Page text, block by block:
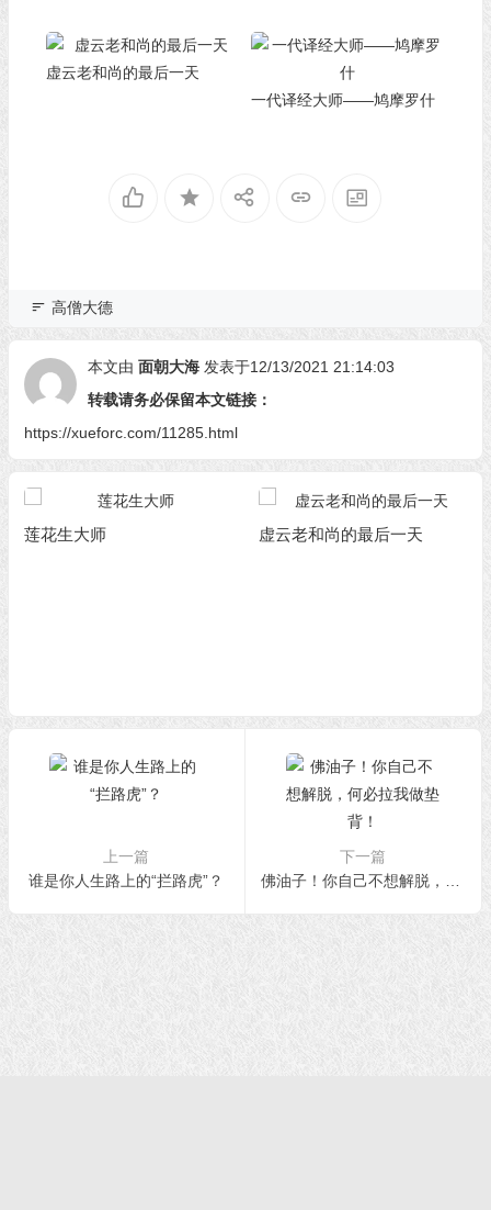
虚云老和尚的最后一天
一代译经大师——鸠摩罗什
高僧大德
本文由 面朝大海 发表于12/13/2021 21:14:03
转载请务必保留本文链接：
https://xueforc.com/11285.html
莲花生大师 虚云老和尚的最后一天
上一篇
谁是你人生路上的“拦路虎”？
下一篇
佛油子！你自己不想解脱，何必拉我做垫背！